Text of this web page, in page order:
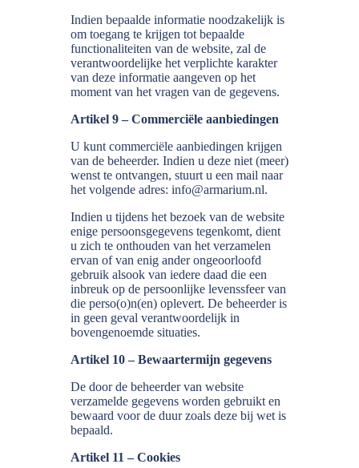
Indien bepaalde informatie noodzakelijk is
om toegang te krijgen tot bepaalde
functionaliteiten van de website, zal de
verantwoordelijke het verplichte karakter
van deze informatie aangeven op het
moment van het vragen van de gegevens.
Artikel 9 – Commerciële aanbiedingen
U kunt commerciële aanbiedingen krijgen
van de beheerder. Indien u deze niet (meer)
wenst te ontvangen, stuurt u een mail naar
het volgende adres: info@armarium.nl.
Indien u tijdens het bezoek van de website
enige persoonsgegevens tegenkomt, dient
u zich te onthouden van het verzamelen
ervan of van enig ander ongeoorloofd
gebruik alsook van iedere daad die een
inbreuk op de persoonlijke levenssfeer van
die perso(o)n(en) oplevert. De beheerder is
in geen geval verantwoordelijk in
bovengenoemde situaties.
Artikel 10 – Bewaartermijn gegevens
De door de beheerder van website
verzamelde gegevens worden gebruikt en
bewaard voor de duur zoals deze bij wet is
bepaald.
Artikel 11 – Cookies